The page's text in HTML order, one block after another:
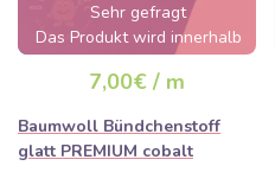
Sehr gefragt
Das Produkt wird innerhalb
von wenigen Stunden
ausverkauft sein
7,00€ / m
Baumwoll Bündchenstoff
glatt PREMIUM cobalt